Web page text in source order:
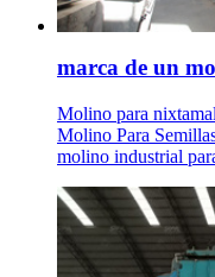
marca de un
Molino para
Molino Para
molino industrial